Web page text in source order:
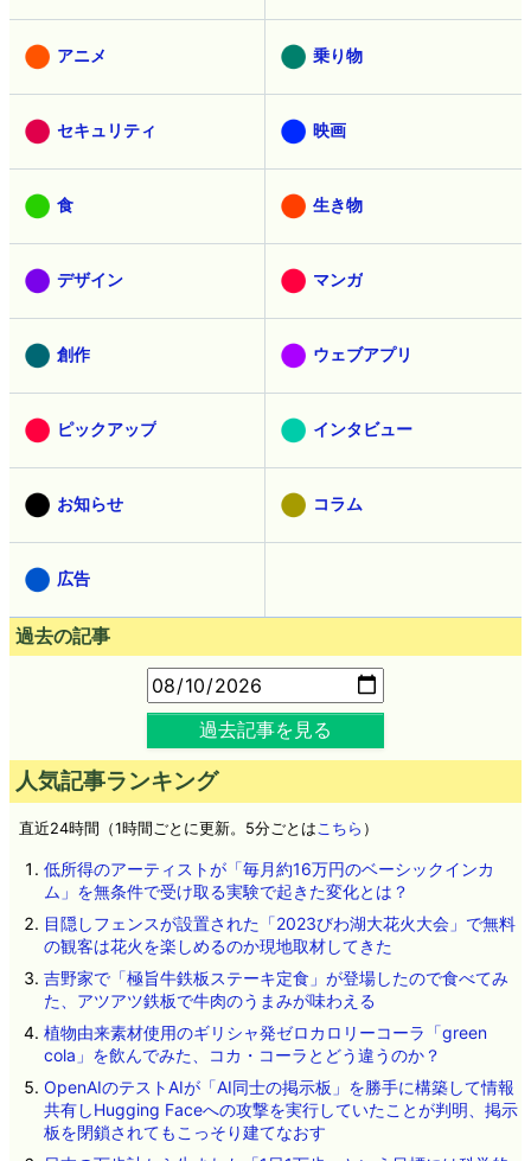
アニメ 乗り物
セキュリティ 映画
食 生き物
デザイン マンガ
創作 ウェブアプリ
ピックアップ インタビュー
お知らせ コラム
広告
過去の記事
過去記事を見る
人気記事ランキング
直近24時間（1時間ごとに更新。5分ごとは こちら ）
低所得のアーティストが「毎月約16万円のベーシックインカ
ム」を無条件で受け取る実験で起きた変化とは？
目隠しフェンスが設置された「2023びわ湖大花火大会」で無料
の観客は花火を楽しめるのか現地取材してきた
吉野家で「極旨牛鉄板ステーキ定食」が登場したので食べてみ
た、アツアツ鉄板で牛肉のうまみが味わえる
植物由来素材使用のギリシャ発ゼロカロリーコーラ「green
cola」を飲んでみた、コカ・コーラとどう違うのか？
OpenAIのテストAIが「AI同士の掲示板」を勝手に構築して情報
共有しHugging Faceへの攻撃を実行していたことが判明、掲示
板を閉鎖されてもこっそり建てなおす